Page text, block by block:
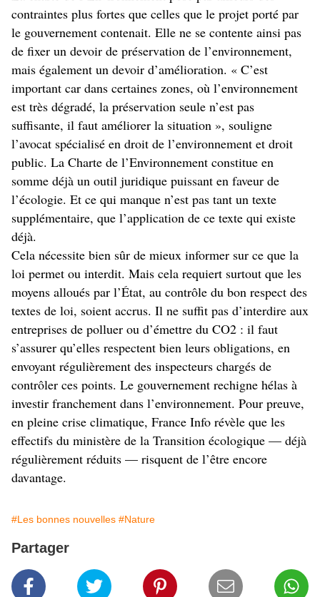
contraintes plus fortes que celles que le projet porté par
le gouvernement contenait. Elle ne se contente ainsi pas
de fixer un devoir de préservation de l’environnement,
mais également un devoir d’amélioration. « C’est
important car dans certaines zones, où l’environnement
est très dégradé, la préservation seule n’est pas
suffisante, il faut améliorer la situation », souligne
l’avocat spécialisé en droit de l’environnement et droit
public. La Charte de l’Environnement constitue en
somme déjà un outil juridique puissant en faveur de
l’écologie. Et ce qui manque n’est pas tant un texte
supplémentaire, que l’application de ce texte qui existe
déjà.
Cela nécessite bien sûr de mieux informer sur ce que la
loi permet ou interdit. Mais cela requiert surtout que les
moyens alloués par l’État, au contrôle du bon respect des
textes de loi, soient accrus. Il ne suffit pas d’interdire aux
entreprises de polluer ou d’émettre du CO2 : il faut
s’assurer qu’elles respectent bien leurs obligations, en
envoyant régulièrement des inspecteurs chargés de
contrôler ces points. Le gouvernement rechigne hélas à
investir franchement dans l’environnement. Pour preuve,
en pleine crise climatique, France Info révèle que les
effectifs du ministère de la Transition écologique — déjà
régulièrement réduits — risquent de l’être encore
davantage.
#Les bonnes nouvelles #Nature
Partager